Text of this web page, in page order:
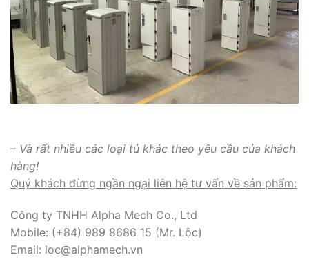
– Và rất nhiều các loại tủ khác theo yêu cầu của khách
hàng!
Quý khách đừng ngần ngại liên hệ tư vấn về sản phẩm:
Công ty TNHH Alpha Mech Co., Ltd
Mobile: (+84) 989 8686 15 (Mr. Lộc)
Email: loc@alphamech.vn